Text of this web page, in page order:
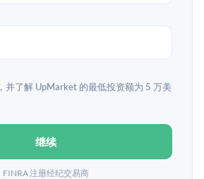
，并了解 UpMarket 的最低投资额为 5 万美
继续
FINRA 注册经纪交易商